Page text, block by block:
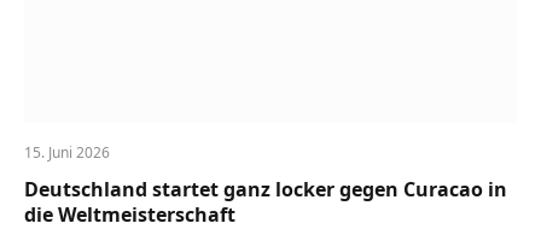
15. Juni 2026
Deutschland startet ganz locker gegen Curacao in
die Weltmeisterschaft